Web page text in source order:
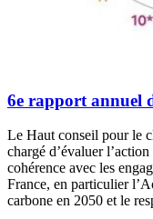
6e rapport annuel
Le Haut conseil pour le
chargé d’évaluer
cohérence avec les
France, en particulier
carbone en 2050 et le